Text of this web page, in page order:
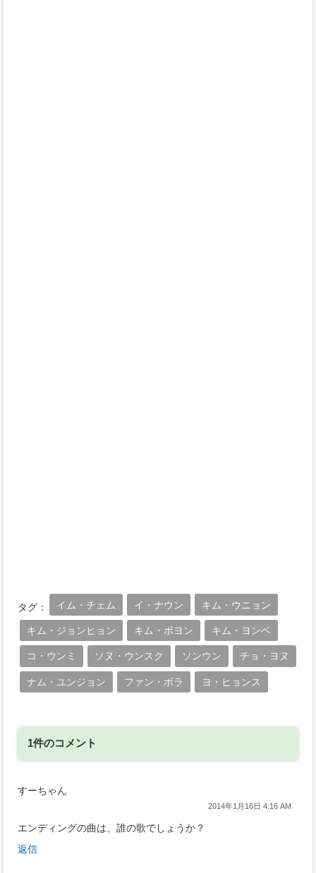
タグ： イム・チェム イ・ナウン キム・ウニョン
キム・ジョンヒョン キム・ボヨン キム・ヨンベ
コ・ウンミ ソヌ・ウンスク ソンウン チョ・ヨヌ
ナム・ユンジョン ファン・ボラ ヨ・ヒョンス
1件のコメント
すーちゃん
2014年1月16日 4:16 AM
エンディングの曲は、誰の歌でしょうか？
返信